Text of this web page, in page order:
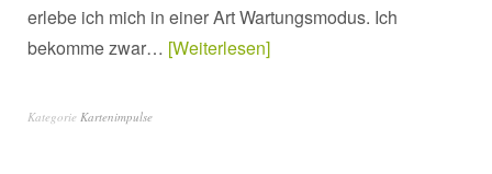
erlebe ich mich in einer Art Wartungsmodus. Ich
bekomme zwar… Weiterlesen
Kategorie Kartenimpulse